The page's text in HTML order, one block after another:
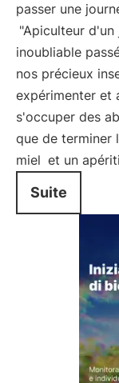
passer une
"Apiculteur d'un
inoubliable
nos précieux
expérimenter et
s'occuper des
que de terminer
miel et un
Suite